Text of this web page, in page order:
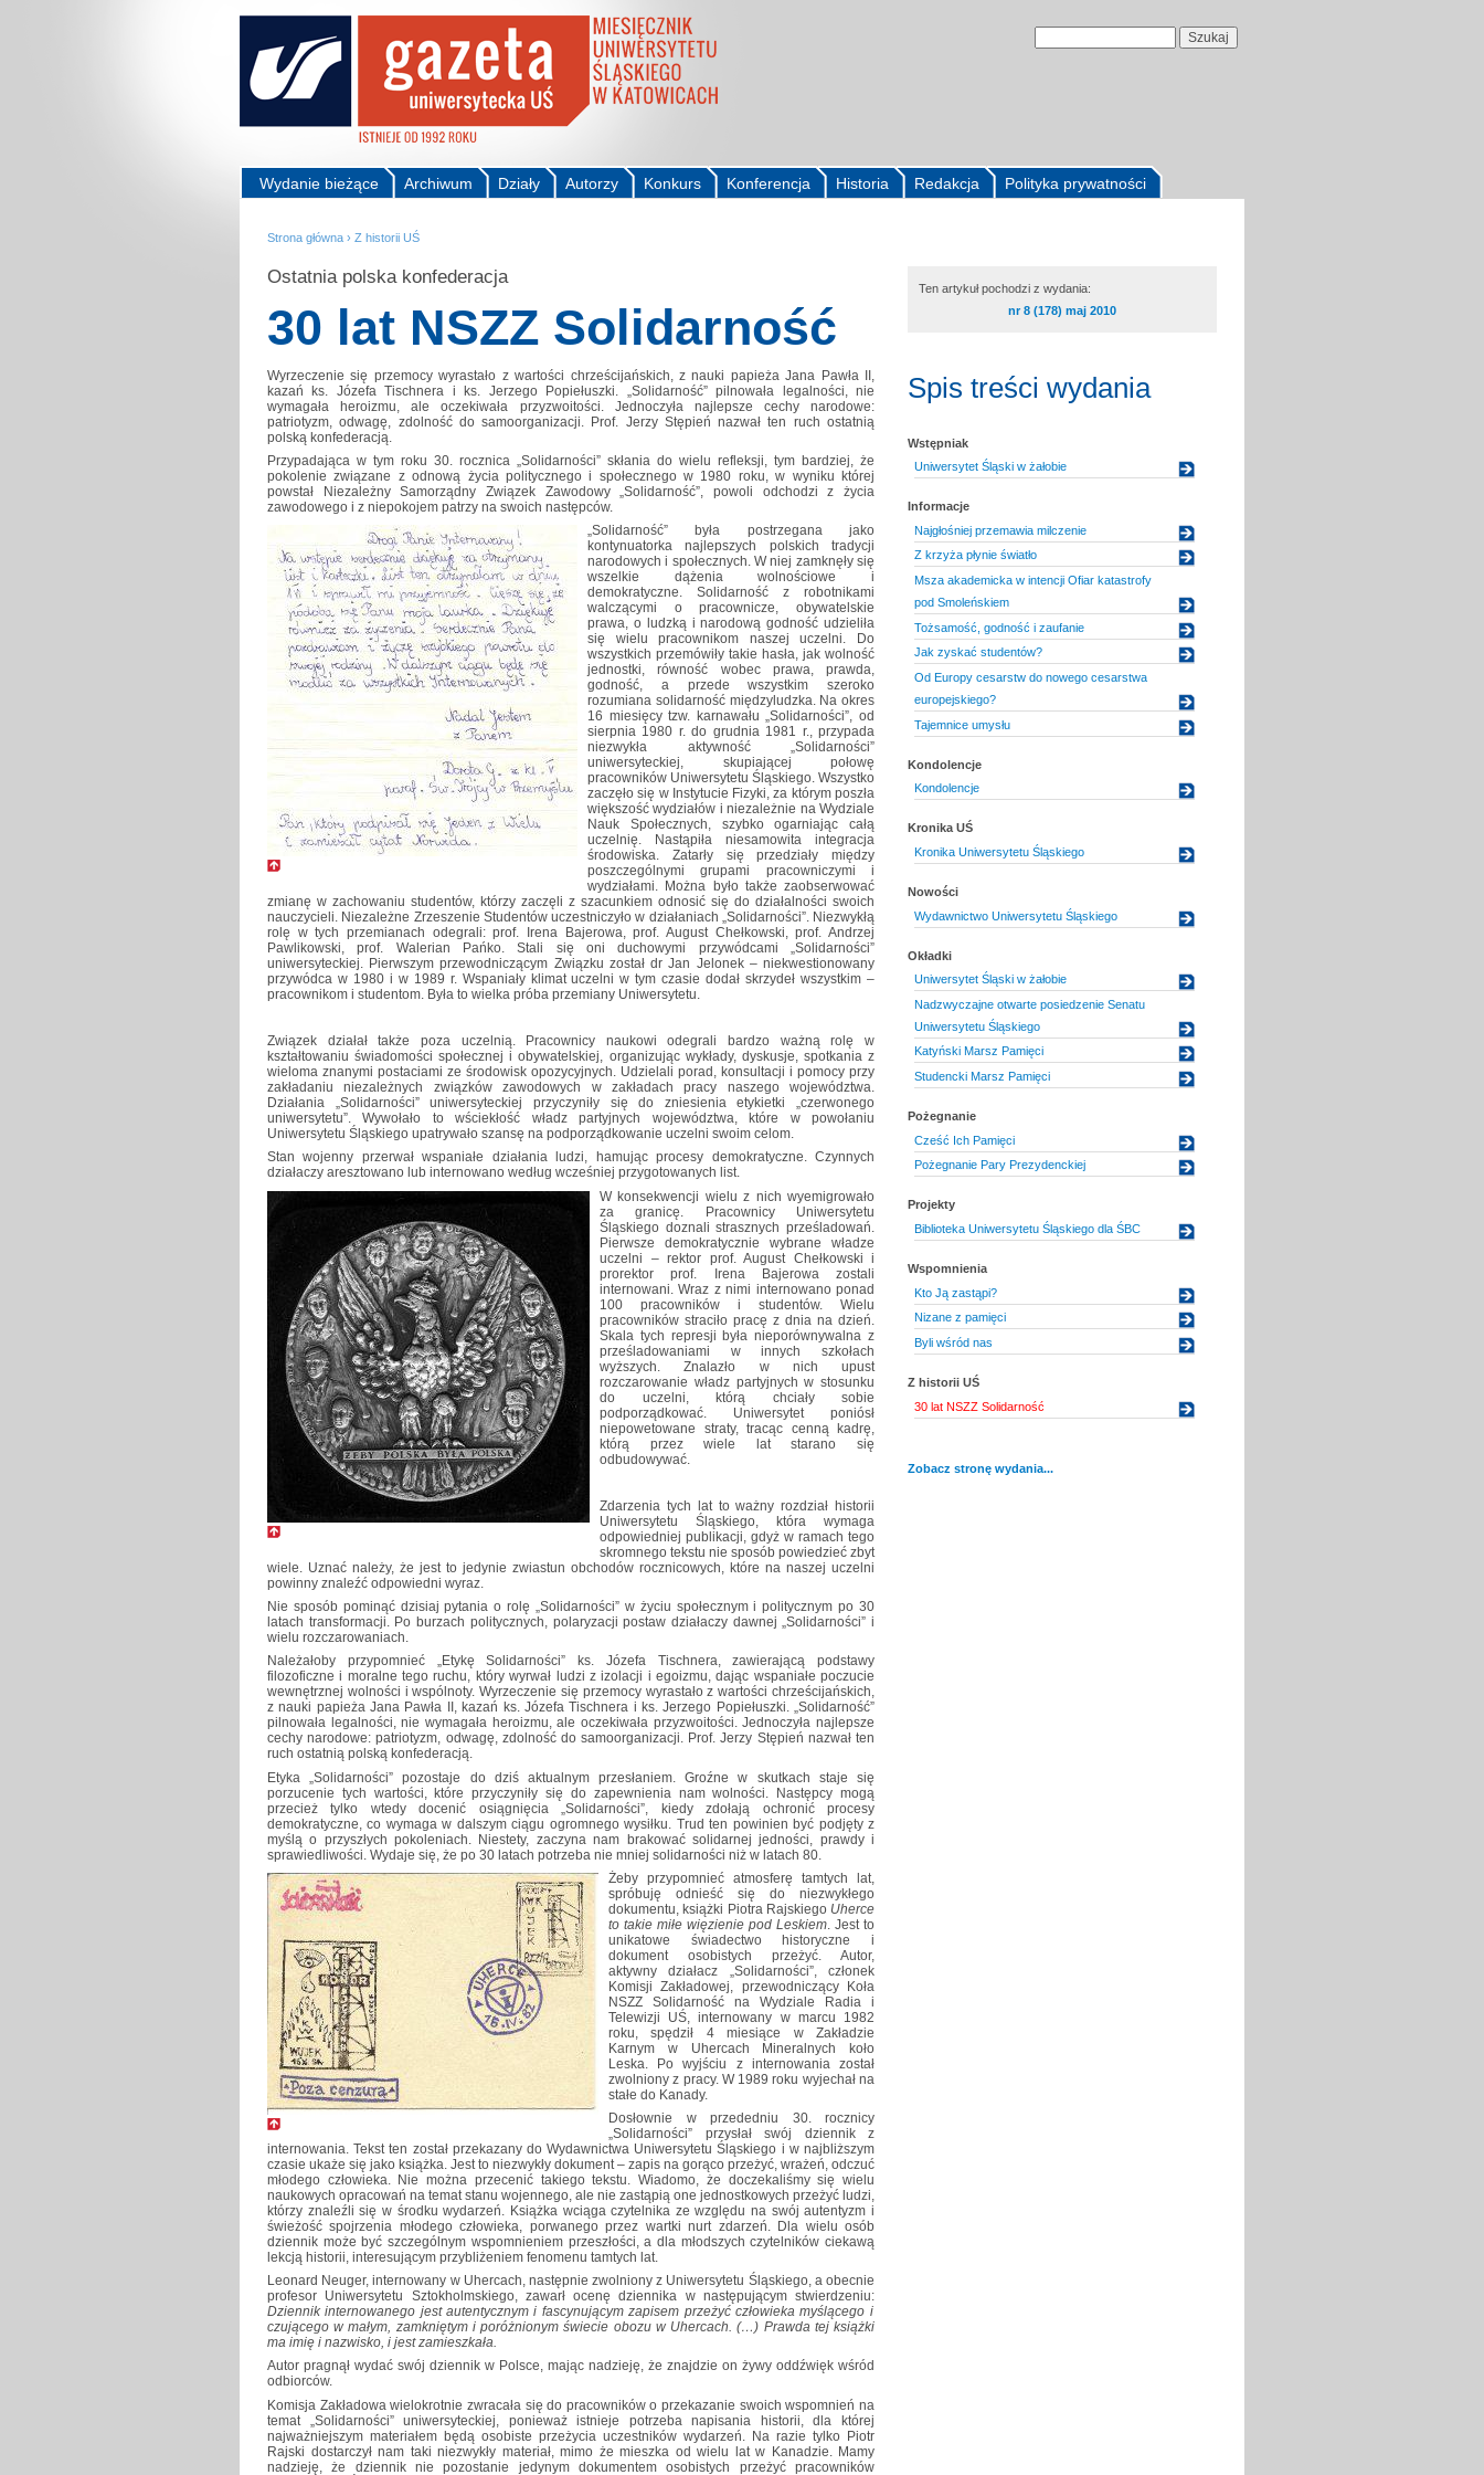
Polityka prywatności
Redakcja
Historia
Konferencja
Konkurs
Autorzy
Działy
Archiwum
Wydanie bieżące
Strona główna › Z historii UŚ
Ostatnia polska konfederacja
30 lat NSZZ Solidarność
Wyrzeczenie się przemocy wyrastało z wartości chrześcijańskich, z nauki papieża Jana Pawła II,
kazań ks. Józefa Tischnera i ks. Jerzego Popiełuszki. „Solidarność” pilnowała legalności, nie
wymagała heroizmu, ale oczekiwała przyzwoitości. Jednoczyła najlepsze cechy narodowe:
patriotyzm, odwagę, zdolność do samoorganizacji. Prof. Jerzy Stępień nazwał ten ruch ostatnią
polską konfederacją.
Przypadająca w tym roku 30. rocznica „Solidarności” skłania do wielu refleksji, tym bardziej, że
pokolenie związane z odnową życia politycznego i społecznego w 1980 roku, w wyniku której
powstał Niezależny Samorządny Związek Zawodowy „Solidarność”, powoli odchodzi z życia
zawodowego i z niepokojem patrzy na swoich następców.
„Solidarność” była postrzegana jako
kontynuatorka najlepszych polskich tradycji
narodowych i społecznych. W niej zamknęły się
wszelkie dążenia wolnościowe i
demokratyczne. Solidarność z robotnikami
walczącymi o pracownicze, obywatelskie
prawa, o ludzką i narodową godność udzieliła
się wielu pracownikom naszej uczelni. Do
wszystkich przemówiły takie hasła, jak wolność
jednostki, równość wobec prawa, prawda,
godność, a przede wszystkim szeroko
rozumiana solidar­ność międzyludzka. Na okres
16 miesięcy tzw. karnawału „Solidarności”, od
sierpnia 1980 r. do grudnia 1981 r., przypada
niezwykła aktywność „Solidarności”
uniwersyteckiej, skupiającej połowę
pracowników Uniwersytetu Śląskiego. Wszystko
zaczęło się w Instytucie Fizyki, za którym poszła
większość wydziałów i niezależnie na Wydziale
Nauk Społecznych, szybko ogarniając całą
uczelnię. Nastąpiła niesamowita integracja
środowiska. Zatarły się przedziały między
poszczególnymi grupami pracowniczymi i
wydziałami. Można było także zaobserwować
zmianę w zachowaniu studentów, którzy zaczęli z szacunkiem odnosić się do działalności swoich
nauczycieli. Niezależne Zrzeszenie Studentów uczestniczyło w działaniach „Solidarności”. Niezwykłą
rolę w tych przemianach odegrali: prof. Irena Bajerowa, prof. August Chełkowski, prof. Andrzej
Pawlikowski, prof. Walerian Pańko. Stali się oni duchowymi przywódcami „Solidarności”
uniwersyteckiej. Pierwszym przewodniczącym Związku został dr Jan Jelonek – niekwestionowany
przywódca w 1980 i w 1989 r. Wspaniały klimat uczelni w tym czasie dodał skrzydeł wszystkim –
pracownikom i studentom. Była to wielka próba przemiany Uniwersytetu.
Związek działał także poza uczelnią. Pracownicy naukowi odegrali bardzo ważną rolę w
kształtowaniu świadomości społecznej i obywatelskiej, organizując wykłady, dyskusje, spotkania z
wieloma znanymi postaciami ze środowisk opozycyjnych. Udzielali porad, konsultacji i pomocy przy
zakładaniu niezależnych związków zawodowych w zakładach pracy naszego województwa.
Działania „Solidarności” uniwersyteckiej przyczyniły się do zniesienia etykietki „czerwonego
uniwersytetu”. Wywołało to wściekłość władz partyjnych województwa, które w powołaniu
Uniwersytetu Śląskiego upatrywało szansę na podporządkowanie uczelni swoim celom.
Stan wojenny przerwał wspaniałe działania ludzi, hamując procesy demokratyczne. Czynnych
działaczy aresztowano lub internowano według wcześniej przygotowanych list.
W konsekwencji wielu z nich wyemigrowało
za granicę. Pracownicy Uniwersytetu
Śląskiego doznali strasznych prześladowań.
Pierwsze demokratycznie wybrane władze
uczelni – rektor prof. August Chełkowski i
prorektor prof. Irena Bajerowa zostali
internowani. Wraz z nimi internowano ponad
100 pracowników i studentów. Wielu
pracowników straciło pracę z dnia na dzień.
Skala tych represji była nieporównywalna z
prześladowaniami w innych szkołach
wyższych. Znalazło w nich upust
rozczarowanie władz partyjnych w stosunku
do uczelni, którą chciały sobie
podporządkować. Uniwersytet poniósł
niepowetowane straty, tracąc cenną kadrę,
którą przez wiele lat starano się
odbudowywać.
Zdarzenia tych lat to ważny rozdział historii
Uniwersytetu Śląskiego, która wymaga
odpowiedniej publikacji, gdyż w ramach tego
skromnego tekstu nie sposób powiedzieć zbyt
wiele. Uznać należy, że jest to jedynie zwiastun obchodów rocznicowych, które na naszej uczelni
powinny znaleźć odpowiedni wyraz.
Nie sposób pominąć dzisiaj pytania o rolę „Solidarności” w życiu społecznym i politycznym po 30
latach transformacji. Po burzach politycznych, polaryzacji postaw działaczy dawnej „Solidarności” i
wielu rozczarowaniach.
Należałoby przypomnieć „Etykę Solidarności” ks. Józefa Tischnera, zawierającą podstawy
filozoficzne i moralne tego ruchu, który wyrwał ludzi z izolacji i egoizmu, dając wspaniałe poczucie
wewnętrznej wolności i wspólnoty. Wyrzeczenie się przemocy wyrastało z wartości chrześcijańskich,
z nauki papieża Jana Pawła II, kazań ks. Józefa Tischnera i ks. Jerzego Popiełuszki. „Solidarność”
pilnowała legalności, nie wymagała heroizmu, ale oczekiwała przyzwoitości. Jednoczyła najlepsze
cechy narodowe: patriotyzm, odwagę, zdolność do samoorganizacji. Prof. Jerzy Stępień nazwał ten
ruch ostatnią polską konfederacją.
Etyka „Solidarności” pozostaje do dziś aktualnym przesłaniem. Groźne w skutkach staje się
porzucenie tych wartości, które przyczyniły się do zapewnienia nam wolności. Następcy mogą
przecież tylko wtedy docenić osiągnięcia „Solidarności”, kiedy zdołają ochronić procesy
demokratyczne, co wymaga w dalszym ciągu ogromnego wysiłku. Trud ten powinien być podjęty z
myślą o przyszłych pokoleniach. Niestety, zaczyna nam brakować solidarnej jedności, prawdy i
sprawiedliwości. Wydaje się, że po 30 latach potrzeba nie mniej solidarności niż w latach 80.
Żeby przypomnieć atmosferę tamtych lat,
spróbuję odnieść się do niezwykłego
dokumentu, książki Piotra Rajskiego Uherce
to takie miłe więzienie pod Leskiem . Jest to
unikatowe świadectwo historyczne i
dokument osobistych przeżyć. Autor,
aktywny działacz „Solidarności”, członek
Komisji Zakładowej, przewodniczący Koła
NSZZ Solidarność na Wydziale Radia i
Telewizji UŚ, internowany w marcu 1982
roku, spędził 4 miesiące w Zakładzie
Karnym w Uhercach Mineralnych koło
Leska. Po wyjściu z internowania został
zwolniony z pracy. W 1989 roku wyjechał na
stałe do Kanady.
Dosłownie w przededniu 30. rocznicy
„Solidarności” przysłał swój dziennik z
internowania. Tekst ten został przekazany do Wydawnictwa Uniwersytetu Śląskiego i w najbliższym
czasie ukaże się jako książka. Jest to niezwykły dokument – zapis na gorąco przeżyć, wrażeń, odczuć
młodego człowieka. Nie można przecenić takiego tekstu. Wiadomo, że doczekaliśmy się wielu
naukowych opracowań na temat stanu wojennego, ale nie zastąpią one jednostkowych przeżyć ludzi,
którzy znaleźli się w środku wydarzeń. Książka wciąga czytelnika ze względu na swój autentyzm i
świeżość spojrzenia młodego człowieka, porwanego przez wartki nurt zdarzeń. Dla wielu osób
dziennik może być szczególnym wspomnieniem przeszłości, a dla młodszych czytelników ciekawą
lekcją historii, interesującym przybliżeniem fenomenu tamtych lat.
Leonard Neuger, internowany w Uhercach, następnie zwolniony z Uniwersytetu Śląskiego, a obecnie
profesor Uniwersytetu Sztokholmskiego, zawarł ocenę dziennika w następującym stwierdzeniu:
Dziennik internowanego jest autentycznym i fascynującym zapisem przeżyć człowieka myślącego i
czującego w małym, zamkniętym i poróżnionym świecie obozu w Uhercach. (…) Prawda tej książki
ma imię i nazwisko, i jest zamieszkała.
Autor pragnął wydać swój dziennik w Polsce, mając nadzieję, że znajdzie on żywy oddźwięk wśród
odbiorców.
Komisja Zakładowa wielokrotnie zwracała się do pracowników o przekazanie swoich wspomnień na
temat „Solidarności” uniwersyteckiej, ponieważ istnieje potrzeba napisania historii, dla której
najważniejszym materiałem będą osobiste przeżycia uczestników wydarzeń. Na razie tylko Piotr
Rajski dostarczył nam taki niezwykły materiał, mimo że mieszka od wielu lat w Kanadzie. Mamy
nadzieję, że dziennik nie pozostanie jedynym dokumentem osobistych przeżyć pracowników
Ten artykuł pochodzi z wydania:
nr 8 (178) maj 2010
Spis treści wydania
Wstępniak
Uniwersytet Śląski w żałobie
Informacje
Najgłośniej przemawia milczenie
Z krzyża płynie światło
Msza akademicka w intencji Ofiar katastrofy
pod Smoleńskiem
Tożsamość, godność i zaufanie
Jak zyskać studentów?
Od Europy cesarstw do nowego cesarstwa
europejskiego?
Tajemnice umysłu
Kondolencje
Kondolencje
Kronika UŚ
Kronika Uniwersytetu Śląskiego
Nowości
Wydawnictwo Uniwersytetu Śląskiego
Okładki
Uniwersytet Śląski w żałobie
Nadzwyczajne otwarte posiedzenie Senatu
Uniwersytetu Śląskiego
Katyński Marsz Pamięci
Studencki Marsz Pamięci
Pożegnanie
Cześć Ich Pamięci
Pożegnanie Pary Prezydenckiej
Projekty
Biblioteka Uniwersytetu Śląskiego dla ŚBC
Wspomnienia
Kto Ją zastąpi?
Nizane z pamięci
Byli wśród nas
Z historii UŚ
30 lat NSZZ Solidarność
Zobacz stronę wydania...